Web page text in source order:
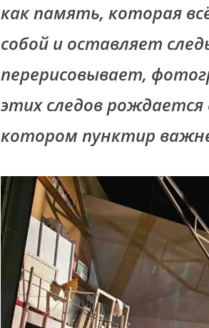
как память, которая
собой и оставляет
перерисовывает,
этих следов
котором пунктир